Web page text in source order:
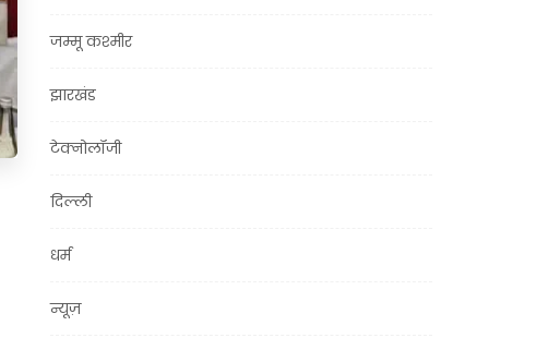
जम्मू कश्मीर
झारखंड
टेक्नोलॉजी
दिल्ली
धर्म
न्यूज़